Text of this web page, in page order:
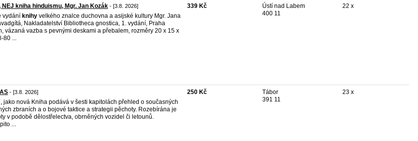
NEJ kniha hinduismu, Mgr. Jan Kozák - [3.8. 2026]
vydání knihy velkého znalce duchovna a asijské kultury Mgr. Jana
Nakladatelství Bibliotheca gnostica, 1. vydání, Praha
vázaná vazba s pevnými deskami a přebalem, rozměry 20 x 15 x
80 ...
339 Kč
Ústí nad Labem
400 11
22 x
- [3.8. 2026]
jako nová Kniha podává v šesti kapitolách přehled o současných
zbraních a o bojové taktice a strategii pěchoty. Rozebírána je
v podobě dělostřelectva, obrněných vozidel či letounů.
...
250 Kč
Tábor
391 11
23 x